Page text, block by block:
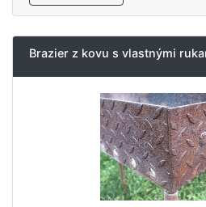
Brazier z kovu s vlastnými